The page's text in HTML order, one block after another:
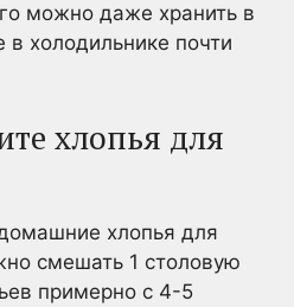
можно даже хранить в
в холодильнике почти
хлопья для
хлопья для
смешать 1 столовую
примерно с 4-5